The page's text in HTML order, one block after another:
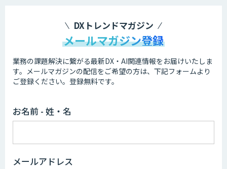
DXトレンドマガジン
メールマガジン登録
業務の課題解決に繋がる最新DX・AI関連情報をお届けいたしま
す。 メールマガジンの配信をご希望の方は、下記フォームより
ご登録ください。登録無料です。
お名前 - 姓・名
メールアドレス